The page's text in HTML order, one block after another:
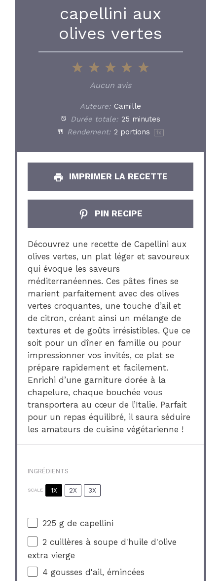
capellini aux
olives vertes
5
4
3
Stars
2
Stars
1
Star
Aucun avis
Auteure: Camille
Durée totale: 25 minutes
Rendement: 2 portions 1 x
IMPRIMER LA RECETTE
PIN RECIPE
Découvrez une recette de Capellini aux
olives vertes, un plat léger et savoureux
qui évoque les saveurs
méditerranéennes. Ces pâtes fines se
marient parfaitement avec des olives
vertes croquantes, une touche d’ail et
de citron, créant ainsi un mélange de
textures et de goûts irrésistibles. Que ce
soit pour un dîner en famille ou pour
impressionner vos invités, ce plat se
prépare rapidement et facilement.
Enrichi d’une garniture dorée à la
chapelure, chaque bouchée vous
transportera au cœur de l’Italie. Parfait
pour un repas équilibré, il saura séduire
les amateurs de cuisine végétarienne !
INGRÉDIENTS
SCALE 1X 2X 3X
225 g de capellini
2 cuillères à soupe d'huile d'olive
extra vierge
4 gousses d'ail, émincées